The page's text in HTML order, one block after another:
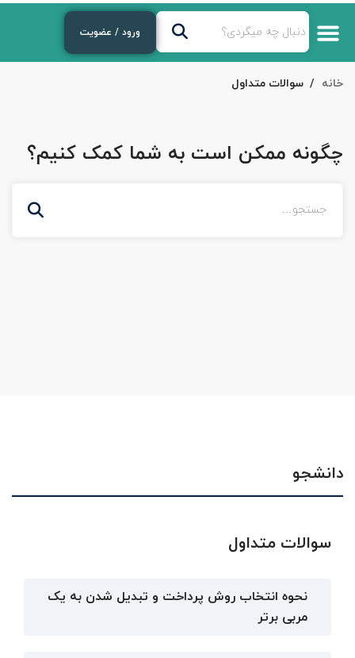
ورود / عضویت
خانه سوالات متداول
چگونه ممکن است به شما کمک کنیم؟
دانشجو
سوالات متداول
نحوه انتخاب روش پرداخت و تبدیل شدن به یک
مربی برتر